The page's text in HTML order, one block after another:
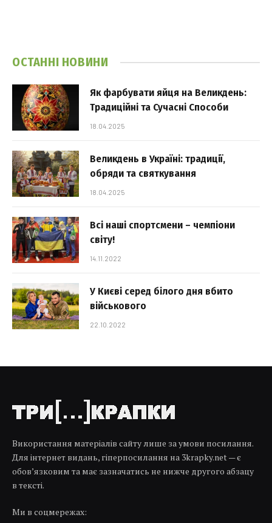
ОСТАННІ НОВИНИ
Як фарбувати яйця на Великдень:
Традиційні та Сучасні Способи
18.04.2025
Великдень в Україні: традиції,
обряди та святкування
18.04.2025
Всі наші спортсмени – чемпіони
світу!
14.11.2022
У Києві серед білого дня вбито
військового
22.10.2022
Використання матеріалів сайту лише за умови посилання.
Для інтернет видань, гіперпосилання на 3krapky.net — є
обов’язковим та має зазначатись не нижче другого абзацу
в тексті.
Ми в соцмережах: